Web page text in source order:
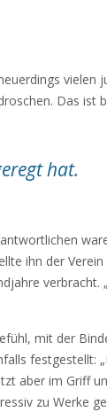
vielen
Das ist
hat.
ihn der
verbracht.
mit der
festgestellt:
aber im Griff
zu Werke